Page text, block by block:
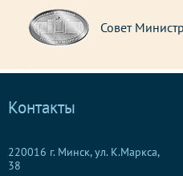
Совет
Контакты
220016 г. Минск, ул. К.Маркса,
38